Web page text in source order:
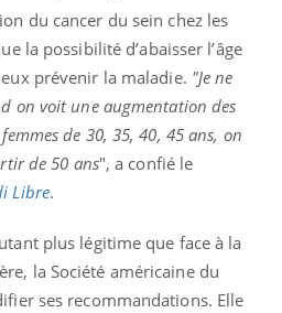
du cancer du sein chez les
la possibilité d’abaisser l’âge
prévenir la maladie. "Je ne
on voit une augmentation des
de 30, 35, 40, 45 ans, on
de 50 ans", a confié le
Libre.
plus légitime que face à la
la Société américaine du
ses recommandations. Elle